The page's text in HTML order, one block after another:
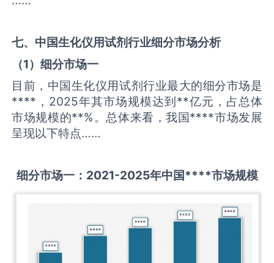
七、中国生化仪用试剂行业细分市场分析
（1）细分市场一
目前，中国生化仪用试剂行业最大的细分市场是
****，2025年其市场规模达到**亿元，占总体
市场规模的**%。总体来看，我国****市场发展
呈现以下特点……
细分市场一： 2021-2025年中国****市场规模